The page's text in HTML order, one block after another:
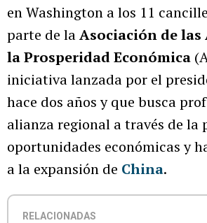
en Washington a los 11
parte de laAsociación de las
la Prosperidad Económica
iniciativa lanzada por el
hace dos años y que busca
alianza regional a través de la
oportunidades económicas y
a la expansión de China.
RELACIONADAS